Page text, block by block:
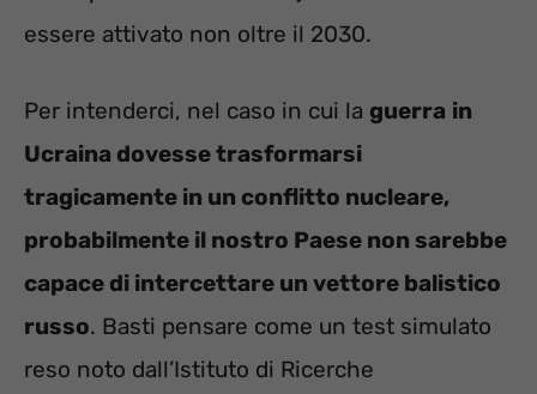
essere attivato non oltre il 2030.
Per intenderci, nel caso in cui la guerra in
Ucraina dovesse trasformarsi
tragicamente in un conflitto nucleare,
probabilmente il nostro Paese non sarebbe
capace di intercettare un vettore balistico
russo. Basti pensare come un test simulato
reso noto dall’Istituto di Ricerche